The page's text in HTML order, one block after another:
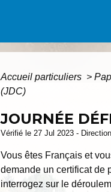
Accueil particuliers >
(JDC)
JOURNÉE
Vérifié le 27 Jul 2023 -
Vous êtes Français et
demande un certificat de
interrogez sur le